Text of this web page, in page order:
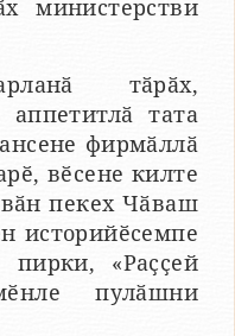
министерстви
тӑрӑх,
тата
фирмӑллӑ
вӗсене килте
пекех Чӑваш
историйӗсемпе
пирки, «Раҫҫей
пулӑшни